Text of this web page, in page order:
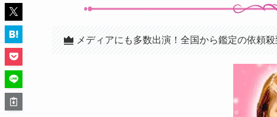
メディアにも多数出演！全国から鑑定の依頼